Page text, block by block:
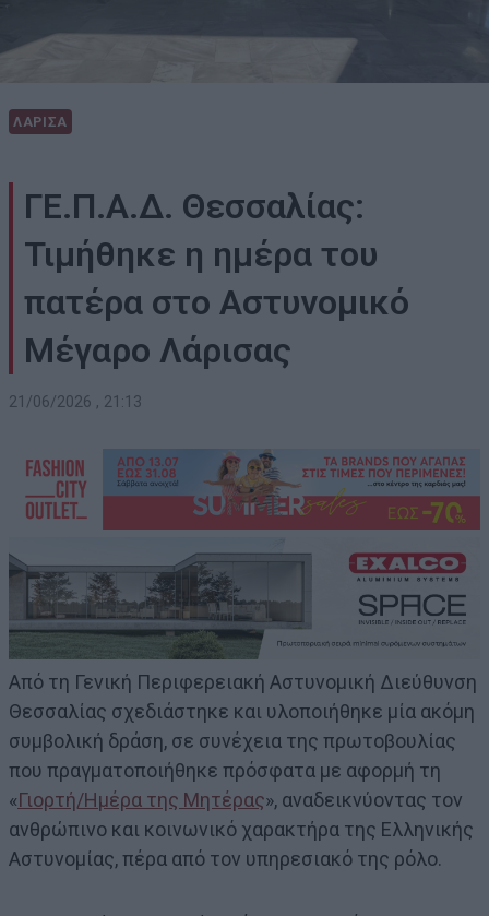
ΛΑΡΙΣΑ
ΓΕ.Π.Α.Δ. Θεσσαλίας:
Τιμήθηκε η ημέρα του
πατέρα στο Αστυνομικό
Μέγαρο Λάρισας
21/06/2026 , 21:13
Από τη Γενική Περιφερειακή Αστυνομική Διεύθυνση
Θεσσαλίας σχεδιάστηκε και υλοποιήθηκε μία ακόμη
συμβολική δράση, σε συνέχεια της πρωτοβουλίας
που πραγματοποιήθηκε πρόσφατα με αφορμή τη
«Γιορτή/Ημέρα της Μητέρας», αναδεικνύοντας τον
ανθρώπινο και κοινωνικό χαρακτήρα της Ελληνικής
Αστυνομίας, πέρα από τον υπηρεσιακό της ρόλο.